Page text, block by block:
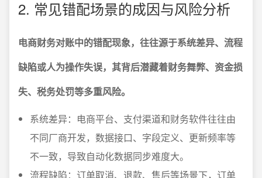
2. 常见错配场景的成因与风险分析
电商财务对账中的错配现象，往往源于系统差异、流程
缺陷或人为操作失误，其背后潜藏着财务舞弊、资金损
失、税务处罚等多重风险。
系统差异：电商平台、支付渠道和财务软件往往由
不同厂商开发，数据接口、字段定义、更新频率等
不一致，导致自动化数据同步难度大。
流程缺陷：订单取消、退款、售后等场景下，订单